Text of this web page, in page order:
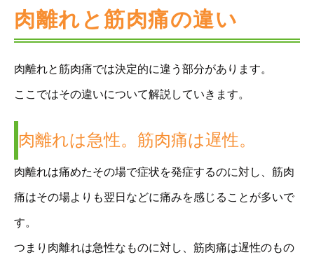
肉離れと筋肉痛の違い
肉離れと筋肉痛では決定的に違う部分があります。
ここではその違いについて解説していきます。
肉離れは急性。筋肉痛は遅性。
肉離れは痛めたその場で症状を発症するのに対し、筋肉
痛はその場よりも翌日などに痛みを感じることが多いで
す。
つまり肉離れは急性なものに対し、筋肉痛は遅性のもの